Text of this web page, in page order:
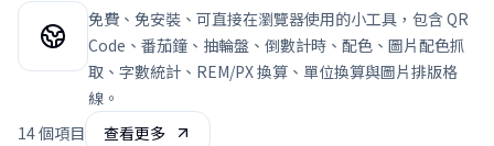
免費、免安裝、可直接在瀏覽器使用的小工具，包含 QR
Code、番茄鐘、抽輪盤、倒數計時、配色、圖片配色抓
取、字數統計、REM/PX 換算、單位換算與圖片排版格
線。
14個項目 查看更多